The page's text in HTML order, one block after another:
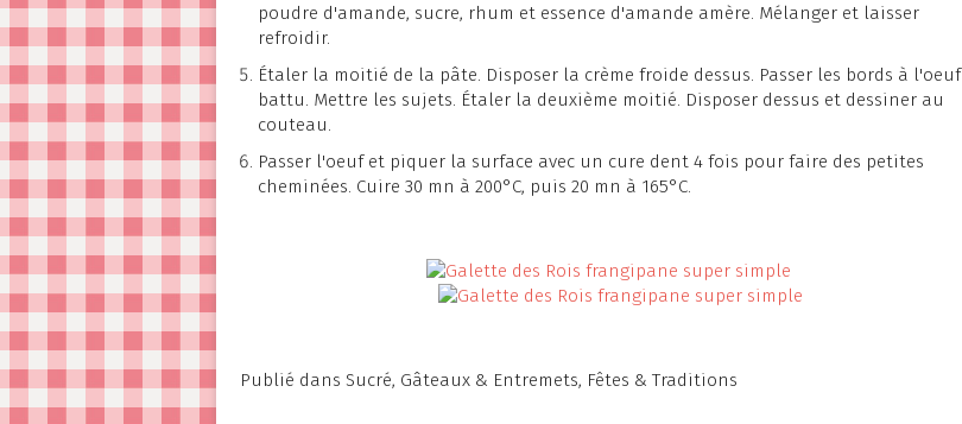
poudre d'amande, sucre, rhum et essence d'amande amère. Mélanger et laisser
refroidir.
Étaler la moitié de la pâte. Disposer la crème froide dessus. Passer les bords à l'oeuf
battu. Mettre les sujets. Étaler la deuxième moitié. Disposer dessus et dessiner au
couteau.
Passer l'oeuf et piquer la surface avec un cure dent 4 fois pour faire des petites
cheminées. Cuire 30 mn à 200°C, puis 20 mn à 165°C.
Publié dans Sucré, Gâteaux & Entremets, Fêtes & Traditions